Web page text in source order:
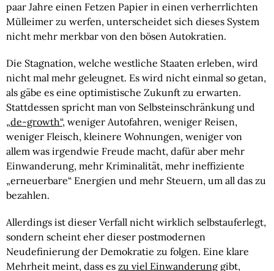
paar Jahre einen Fetzen Papier in einen verherrlichten
Mülleimer zu werfen, unterscheidet sich dieses System
nicht mehr merkbar von den bösen Autokratien.
Die Stagnation, welche westliche Staaten erleben, wird
nicht mal mehr geleugnet. Es wird nicht einmal so getan,
als gäbe es eine optimistische Zukunft zu erwarten.
Stattdessen spricht man von Selbsteinschränkung und
„de-growth“, weniger Autofahren, weniger Reisen,
weniger Fleisch, kleinere Wohnungen, weniger von
allem was irgendwie Freude macht, dafür aber mehr
Einwanderung, mehr Kriminalität, mehr ineffiziente
„erneuerbare“ Energien und mehr Steuern, um all das zu
bezahlen.
Allerdings ist dieser Verfall nicht wirklich selbstauferlegt,
sondern scheint eher dieser postmodernen
Neudefinierung der Demokratie zu folgen. Eine klare
Mehrheit meint, dass es zu viel Einwanderung gibt,